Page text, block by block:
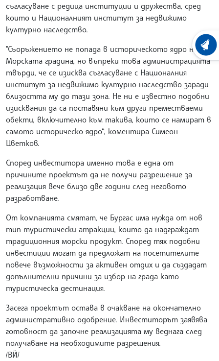
съгласуване с редица институции и дружества, сред
които и Националният институт за недвижимо
културно наследство.
"Съоръжението не попада в историческото ядро на
Морската градина, но въпреки това администрацията
твърди, че се изисква съгласуване с Националния
институт за недвижимо културно наследство заради
близостта му до тази зона. Не ни е известно подобни
изисквания да са поставяни към други преместваеми
обекти, включително към такива, които се намират в
самото историческо ядро“, коментира Симеон
Цветков.
Според инвеститора именно това е една от
причините проектът да не получи разрешение за
реализация вече близо две години след неговото
разработване.
От компанията смятат, че Бургас има нужда от нов
тип туристически атракции, които да надграждат
традиционния морски продукт. Според тях подобни
инвестиции могат да предложат на посетителите
повече възможности за активен отдих и да създадат
допълнителни причини за избор на града като
туристическа дестинация.
Засега проектът остава в очакване на окончателно
административно одобрение. Инвеститорът заявява
готовност да започне реализацията му веднага след
получаване на необходимите разрешения.
/ВЙ/